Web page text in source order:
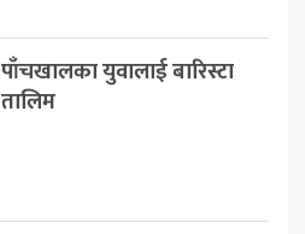
पाँचखालका युवालाई बारिस्टा
तालिम